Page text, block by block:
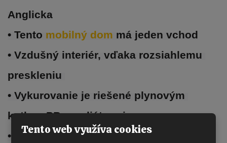
Anglicka
• Tento mobilný dom má jeden vchod
• Vzdušný interiér, vďaka rozsiahlemu
preskleniu
• Vykurovanie je riešené plynovým
kotlom PB s radiátormi
•
Mobilný dom má plastové okná s
Tento web využíva cookies